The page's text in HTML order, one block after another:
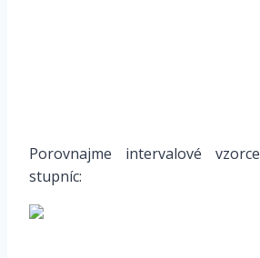
Porovnajme intervalové vzorce
stupníc: